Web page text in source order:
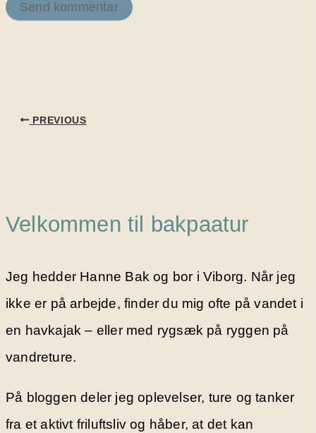
PREVIOUS
Velkommen til bakpaatur
Jeg hedder Hanne Bak og bor i Viborg. Når jeg
ikke er på arbejde, finder du mig ofte på vandet i
en havkajak – eller med rygsæk på ryggen på
vandreture.
På bloggen deler jeg oplevelser, ture og tanker
fra et aktivt friluftsliv og håber, at det kan